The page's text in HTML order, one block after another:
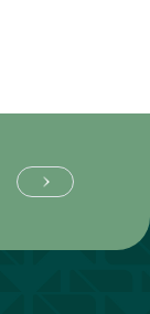
CLICCA
SCOPRI